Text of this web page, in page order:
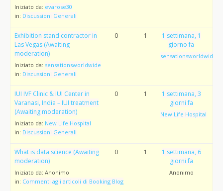
Iniziato da: evarose30
in: Discussioni Generali
Exhibition stand contractor in
Las Vegas (Awaiting
moderation)
Iniziato da: sensationsworldwide
in: Discussioni Generali
0 1
1 settimana, 1
giorno fa
sensationsworldwide
IUI IVF Clinic & IUI Center in
Varanasi, India – IUI treatment
(Awaiting moderation)
Iniziato da: New Life Hospital
in: Discussioni Generali
0 1
1 settimana, 3
giorni fa
New Life Hospital
What is data science (Awaiting
moderation)
Iniziato da: Anonimo
in: Commenti agli articoli di Booking Blog
0 1
1 settimana, 6
giorni fa
Anonimo